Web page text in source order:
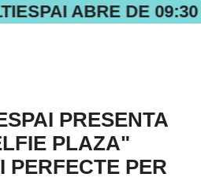
ABRE DE
PRESENTA
PLAZA"
PERFECTE PER